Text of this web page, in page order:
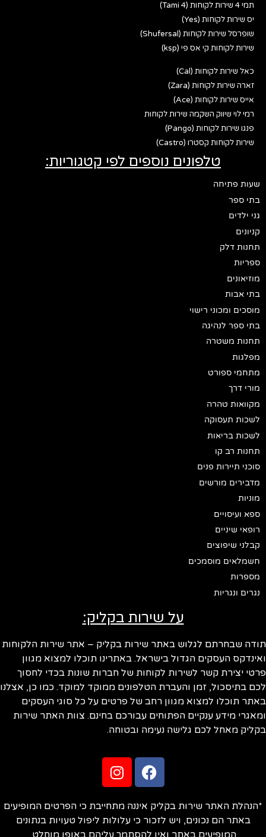
תמי 4 שירות לקוחות (Tami 4)
יס שירות לקוחות (Yes)
שופרסל שירות לקוחות (Shufersal)
שירות לקוחות קי אס פי (ksp)
כאל שירות לקוחות (Cal)
זארה שירות לקוחות (Zara)
אייס שירות לקוחות (Ace)
רמי לוי שיווק השקמה שירות לקוחות
פנגו שירות לקוחות (Pango)
שירות לקוחות קסטרו (Castro)
טלפונים נוספים לפי קטגוריות:
שעות פתיחה
בתי ספר
גני ילדים
קניונים
תחנות דלק
ספריות
מוזיאונים
בתי אבות
מוסכים ומכוני רישוי
בתי ספר לנהיגה
תחנות משטרה
מפלגות
מתחמי ספורט
מורי דרך
מקוואות טהרה
לשכות תעסוקה
לשכות בריאות
תחנות רב קו
סוכני תיירות פנים
מדבירים מורשים
מוניות
ספא ועיסויים
רופאי שיניים
קבלני שיפוצים
חשמלאים מוסמכים
מספרות
נגרים ונגריות
על שירות בקליק:
שבחרתם לגלוש באתר שירות בקליק – אתר שירות הלקוחות
העסקים הגדול בישראל. באתרינו תוכלו למצוא מגוון
יצירת קשר לשירות לקוחות של חברות שונות בכדי לחסוך
בתיסכול, זמן והעברת הטלפונים ממוקד למוקד. כמו כן, אצלנו
תוכלו למצוא מגוון רחב של פרטים על כל סוגי העסקים
מידע ענקיים הפתוחים עבורכם בחינם. צוות האתר שירות
מאחל לכם גלישה נעימה ובטוחה.
האתר שירות בקליק איננה מתחייבת כי הפרטים המופיעים
באתר הם נכונים, ויש לזכור כי עלולות ליפול טעויות בנתונים